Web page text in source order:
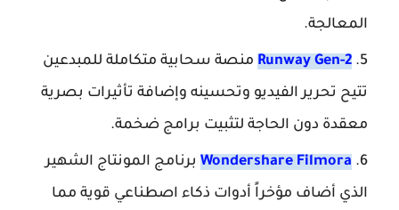
المعالجة.
Runway Gen-2 منصة سحابية متكاملة للمبدعين
تتيح تحرير الفيديو وتحسينه وإضافة تأثيرات بصرية
معقدة دون الحاجة لتثبيت برامج ضخمة.
Wondershare Filmora برنامج المونتاج الشهير
الذي أضاف مؤخراً أدوات ذكاء اصطناعي قوية مما